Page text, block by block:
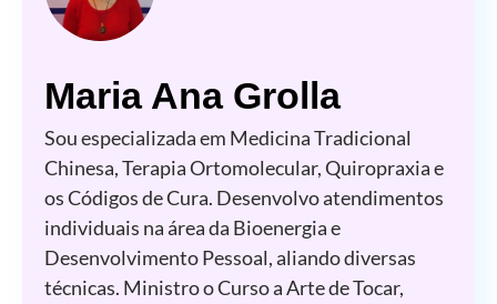
Maria Ana Grolla
Sou especializada em Medicina Tradicional
Chinesa, Terapia Ortomolecular, Quiropraxia e
os Códigos de Cura. Desenvolvo atendimentos
individuais na área da Bioenergia e
Desenvolvimento Pessoal, aliando diversas
técnicas. Ministro o Curso a Arte de Tocar,